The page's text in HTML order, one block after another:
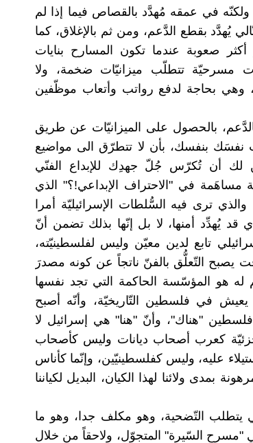
في عمقه مُهدَّد بالقصاص فيما إذا لم
يُهدَّد بقطع الدَّعم، ومن ثم بالإغلاق، كما
صعوبة عندما تكون المسارح بنايات
مسرحيّة تتطلّب ميزانيّات ضخمة، ولا
وهي بحاجة لدفع رواتب وأتعاب موظّفين
بالحصول على الميزانيّات عن طريق
نفسَك بنفسك، بأن لا تتطرّق الى مواضيع
لك أن تُكرّس جُلّ جهدِك للإبداع الفنّي
مساهَمة في "الاحتراف الإبداعي!؟" الذي
والذي ترى فيه السُّلطات الإسرائيليّة أمرا
قد يُهدِّد أمنها، لا بل إنّها بذلك تضمن أنّ
تابع لدين معيّن وليس لفلسطينيّته،
يصبح التّعلُّق بالفنّ ناتجاً عن كونه مصدرَ
هو المؤسّسة الحاكمة التي تجد نفسها
يعيش في فلسطين التّاريخيّة، وأنّه أصبح
فلسطين "هناك"، وأنّ "هنا" هي إسرائيل لا
كعرب أصحاب ديانات وليس كأصحاب
عليه، وليس كفلسطينيّين، وإنّما كأناس
بمدى ولائنا لهذا الكيان، البديل لكياننا
يتطلب التّضحية، وهو مكلف جدا، وهو ما
"مسرح السّيرة" المتجوّل، ولاحقاً من خلال